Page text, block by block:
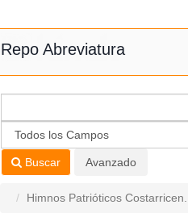
Repo Abreviatura
Buscar Avanzado
Himnos Patrióticos Costarricen...